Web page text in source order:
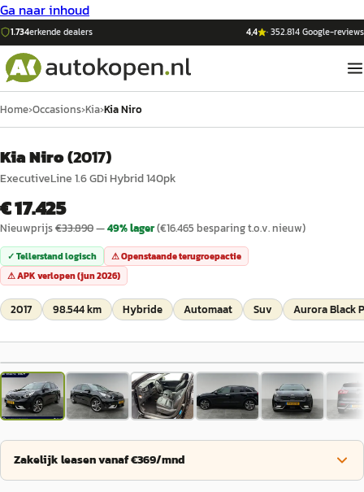
Ga naar inhoud
1.734erkende dealers 4,4 ·352.814Google-reviews
Home›Occasions›Kia›Kia Niro
Kia Niro(2017)
ExecutiveLine 1.6 GDi Hybrid 140pk
€ 17.425
Nieuwprijs€33.890—49% lager(€16.465 besparing t.o.v. nieuw)
✓ Tellerstand logisch
⚠ Openstaande terugroepactie
⚠ APK verlopen (jun 2026)
2017 98.544 km Hybride Automaat Suv Aurora Black
1/24
Zakelijk leasen vanaf €369/mnd